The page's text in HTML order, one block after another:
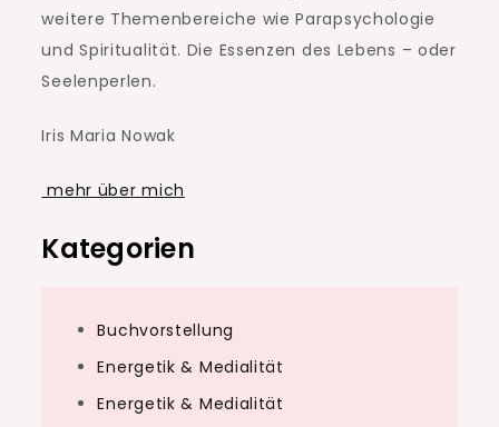
weitere Themenbereiche wie Parapsychologie
und Spiritualität. Die Essenzen des Lebens – oder
Seelenperlen.
Iris Maria Nowak
mehr über mich
Kategorien
Buchvorstellung
Energetik & Medialität
Energetik & Medialität